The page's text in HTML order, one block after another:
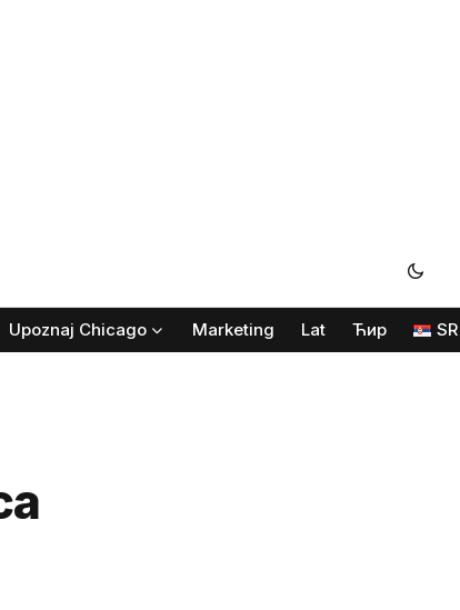
Upoznaj Chicago Marketing Lat Ћир SR